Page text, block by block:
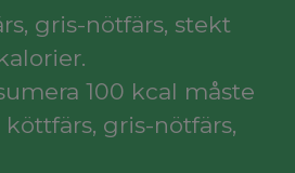
gris-nötfärs, stekt
100 kcal måste
gris-nötfärs,